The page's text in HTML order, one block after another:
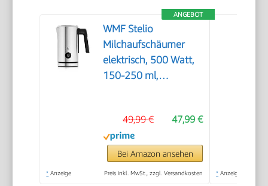
ANGEBOT
WMF Stelio
Milchaufschäumer
elektrisch, 500 Watt,
150-250 ml,
Milchschaum heiss
und kalt, heiße
Schokolade,
cromargan
47,99 €
49,99 €
Bei Amazon ansehen
* Anzeige Preis inkl. MwSt., zzgl. Versandkosten * Anzeige